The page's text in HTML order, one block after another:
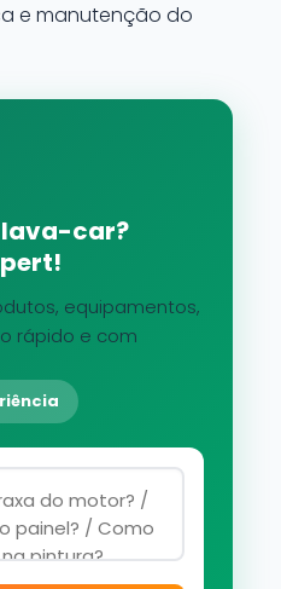
e manutenção do
lava-car?
equipamentos,
rápido e com